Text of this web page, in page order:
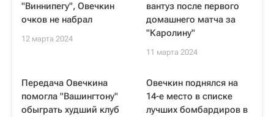
"Виннипегу", Овечкин
очков не набрал
12 марта 2024
вантуз после первого
домашнего матча за
"Каролину"
11 марта 2024
Передача Овечкина
помогла "Вашингтону"
обыграть худший клуб
Овечкин поднялся на
14-е место в списке
лучших бомбардиров в